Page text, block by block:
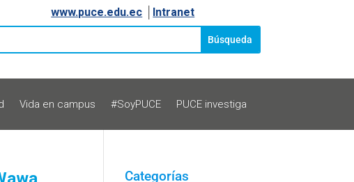
www.puce.edu.ec Intranet
Vida en campus #SoyPUCE PUCE investiga
Categorías